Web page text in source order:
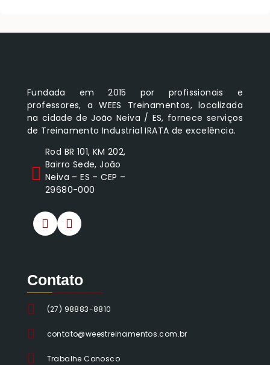
Fundada em 2015 por profissionais e
professores, a WEES Treinamentos, localizada
na cidade de João Neiva / ES, fornece serviços
de Treinamento Industrial IRATA de excelência.
Rod BR 101, KM 202,
Bairro Sede, João
Neiva – ES – CEP –
29680-000
Contato
(27) 98883-8810
contato@weestreinamentos.com.br
Trabalhe Conosco
_________